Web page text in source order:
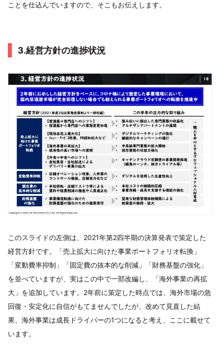
ことを仕込んでいますので、そこもお伝えします。
3.経営方針の進捗状況
このスライドの左側は、2021年第2四半期の決算発表で策定した
経営方針です。「売上拡大に向けた事業ポートフォリオ転換」
「変動費率抑制」「固定費の抜本的な削減」「財務基盤の強化」
を並べていますが、実はこの中で一部改編し、「海外事業の再拡
大」を追加しています。2年前に策定した時点では、海外市場の急
回復・安定化に自信がもてませんでしたが、改めて見直した結
果、海外事業は成長ドライバーの1つになると考え、ここに載せて
います。